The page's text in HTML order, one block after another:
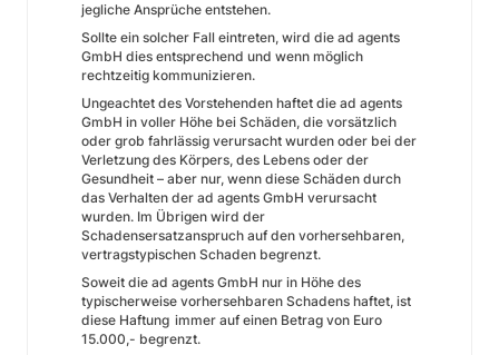
jegliche Ansprüche entstehen.
Sollte ein solcher Fall eintreten, wird die ad agents
GmbH dies entsprechend und wenn möglich
rechtzeitig kommunizieren.
Ungeachtet des Vorstehenden haftet die ad agents
GmbH in voller Höhe bei Schäden, die vorsätzlich
oder grob fahrlässig verursacht wurden oder bei der
Verletzung des Körpers, des Lebens oder der
Gesundheit – aber nur, wenn diese Schäden durch
das Verhalten der ad agents GmbH verursacht
wurden. Im Übrigen wird der
Schadensersatzanspruch auf den vorhersehbaren,
vertragstypischen Schaden begrenzt.
Soweit die ad agents GmbH nur in Höhe des
typischerweise vorhersehbaren Schadens haftet, ist
diese Haftung immer auf einen Betrag von Euro
15.000,- begrenzt.